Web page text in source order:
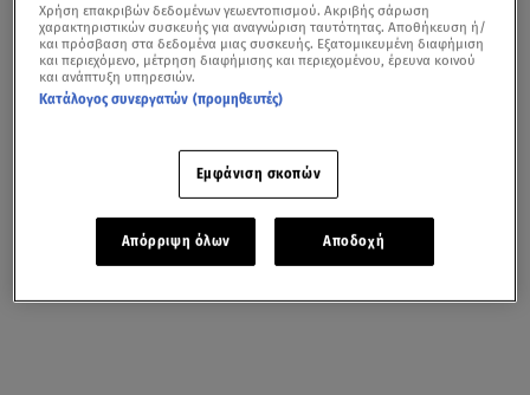
Χρήση επακριβών δεδομένων γεωεντοπισμού. Ακριβής σάρωση
χαρακτηριστικών συσκευής για αναγνώριση ταυτότητας. Αποθήκευση ή/
και πρόσβαση στα δεδομένα μιας συσκευής. Εξατομικευμένη διαφήμιση
και περιεχόμενο, μέτρηση διαφήμισης και περιεχομένου, έρευνα κοινού
και ανάπτυξη υπηρεσιών.
Κατάλογος συνεργατών (προμηθευτές)
Εμφάνιση σκοπών
Απόρριψη όλων Αποδοχή